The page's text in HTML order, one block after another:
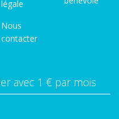
légale
Nous
contacter
avec 1 € par mois